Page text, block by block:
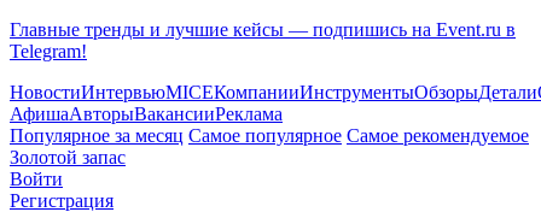
Главные тренды и лучшие кейсы — подпишись на Event.ru в
Telegram!
НовостиИнтервьюMICEКомпанииИнструментыОбзорыДетали
АфишаАвторыВакансииРеклама
Популярное за месяц Самое популярное Самое рекомендуемое
Золотой запас
Войти
Регистрация